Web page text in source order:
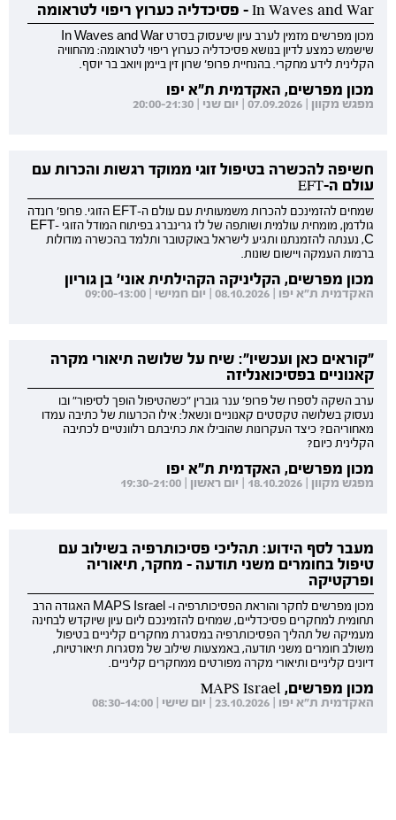
In Waves and War - פסיכדליה כערוץ ריפוי לטראומה
מכון מפרשים מזמין לערב עיון שיעסוק בסרט In Waves and War
שישמש כמצע לדיון בנושא פסיכדליה כערוץ ריפוי לטראומה: מהחוויה
הקלינית לידע מחקרי. בהנחיית פרופ' שרון זין ביימן ויואב בר יוסף.
מכון מפרשים, האקדמית ת"א יפו
מפגש מקוון | 07.09.2026 | יום שני | 20:00-21:30
חשיפה להכשרה בטיפול זוגי ממוקד רגשות והכרות עם
עולם ה-EFT
שמחים להזמינכם להכרות משמעותית עם עולם ה-EFT הזוגי. פרופ' רונדה
גולדמן, מומחית עולמית ושותפה של לז גרינברג בפיתוח המודל הזוגי EFT-
C, נענתה להזמנתנו ותגיע לישראל באוקטובר ותלמד בהכשרה מודולות
ברמות העמקה ויישום שונות.
מכון מפרשים, הקליניקה הקהילתית אוני' בן גוריון
האקדמית ת"א יפו | 08.10.2026 | יום חמישי | 09:00-13:00
"קוראים כאן ועכשיו": שיח על שלושה תיאורי מקרה
קאנוניים בפסיכואנליזה
ערב השקה לספרו של פרופ' ענר גוברין "כשהטיפול הופך לסיפור" ובו
נעסוק בשלושה טקסטים קאנוניים ונשאל: אילו הכרעות של כתיבה עמדו
מאחוריהם? כיצד העקרונות שהובילו את כתיבתם רלוונטיים לכתיבה
הקלינית כיום?
מכון מפרשים, האקדמית ת"א יפו
מפגש מקוון | 18.10.2026 | יום ראשון | 19:30-21:00
מעבר לסף הידוע: תהליכי פסיכותרפיה בשילוב עם
טיפול בחומרים משני תודעה - מחקר, תיאוריה
ופרקטיקה
מכון מפרשים לחקר והוראת הפסיכותרפיה ו- MAPS Israel האגודה הרב
תחומית למחקרים פסיכדליים, שמחים להזמינכם ליום עיון שיוקדש לבחינה
מעמיקה של תהליך הפסיכותרפיה במסגרת מחקרים קליניים בטיפול
משולב חומרים משני תודעה, באמצעות שילוב של מסגרות תיאורטיות,
דיונים קליניים ותיאורי מקרה מפורטים ממחקרים קליניים.
מכון מפרשים, MAPS Israel
האקדמית ת"א יפו | 23.10.2026 | יום שישי | 08:30-14:00